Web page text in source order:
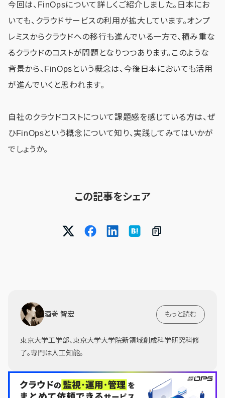
今回は、FinOpsについて詳しくご紹介しました。日本にお
いても、クラウドサービスの利用が拡大しています。オンプ
レミスからクラウドへの移行も進んでいる一方で、積み重な
るクラウドのコストが問題となりつつあります。このような
背景から、FinOpsという概念は、今後日本においても活用
が進んでいくと思われます。
自社のクラウドコストについて課題感を感じている方は、ぜ
ひFinOpsという概念について知り、実践してみてはいかが
でしょうか。
この記事をシェア
酒巻 智宏 もっと読む
東京大学工学部、東京大学大学院新領域創成科学研究科修
了。専門は人工知能。